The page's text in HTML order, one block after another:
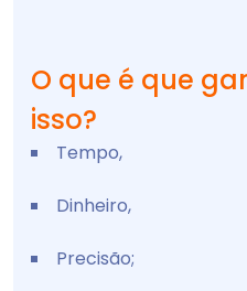
O que é que
isso?
Tempo,
Dinheiro,
Precisão;